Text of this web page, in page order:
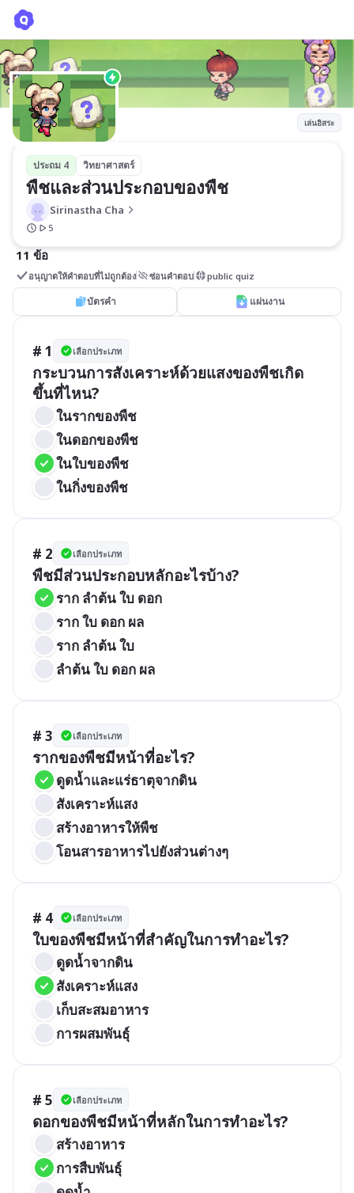
เล่นอิสระ
ประถม 4 วิทยาศาสตร์
พืชและส่วนประกอบของพืช
Sirinastha Cha
5
11 ข้อ
อนุญาตให้คำตอบที่ไม่ถูกต้อง ซ่อนคำตอบ public quiz
บัตรคำ แผ่นงาน
# 1 เลือกประเภท
กระบวนการสังเคราะห์ด้วยแสงของพืชเกิด
ขึ้นที่ไหน?
ในรากของพืช
ในดอกของพืช
ในใบของพืช
ในกิ่งของพืช
# 2 เลือกประเภท
พืชมีส่วนประกอบหลักอะไรบ้าง?
ราก ลำต้น ใบ ดอก
ราก ใบ ดอก ผล
ราก ลำต้น ใบ
ลำต้น ใบ ดอก ผล
# 3 เลือกประเภท
รากของพืชมีหน้าที่อะไร?
ดูดน้ำและแร่ธาตุจากดิน
สังเคราะห์แสง
สร้างอาหารให้พืช
โอนสารอาหารไปยังส่วนต่างๆ
# 4 เลือกประเภท
ใบของพืชมีหน้าที่สำคัญในการทำอะไร?
ดูดน้ำจากดิน
สังเคราะห์แสง
เก็บสะสมอาหาร
การผสมพันธุ์
# 5 เลือกประเภท
ดอกของพืชมีหน้าที่หลักในการทำอะไร?
สร้างอาหาร
การสืบพันธุ์